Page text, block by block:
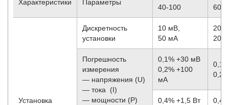
Характеристики Параметры
40-100
60-
Установка
Дискретность
установки
10 мВ,
50 мА
20
20
Погрешность
измерения
— напряжения (U)
— тока (I)
— мощности (P)
0,1% +30 мВ
0,2% +100
мА
0,4% +1,5 Вт